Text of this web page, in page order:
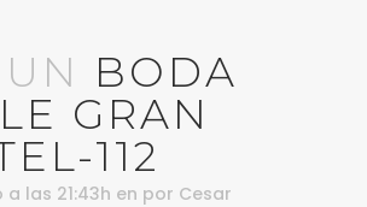
BODA
GRAN
112
las 21:43h en por Cesar